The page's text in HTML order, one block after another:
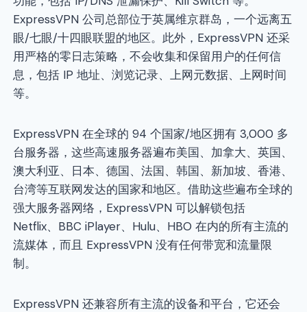
ExpressVPN 公司总部位于英属维京群岛，一个远离五
眼/七眼/十四眼联盟的地区。此外，ExpressVPN 还采
用严格的零日志策略，不会收集和保留用户的任何信
息，包括 IP 地址、浏览记录、上网元数据、上网时间
等。
ExpressVPN 在全球的 94 个国家/地区拥有 3,000 多
台服务器，这些高速服务器遍布美国、加拿大、英国、
澳大利亚、日本、德国、法国、韩国、新加坡、香港、
台湾等互联网发达的国家和地区。借助这些遍布全球的
强大服务器网络，ExpressVPN 可以解锁包括
Netflix、BBC iPlayer、Hulu、HBO 在内的所有主流的
流媒体，而且 ExpressVPN 没有任何带宽和流量限
制。
ExpressVPN 还兼容所有主流的设备和平台，它还会